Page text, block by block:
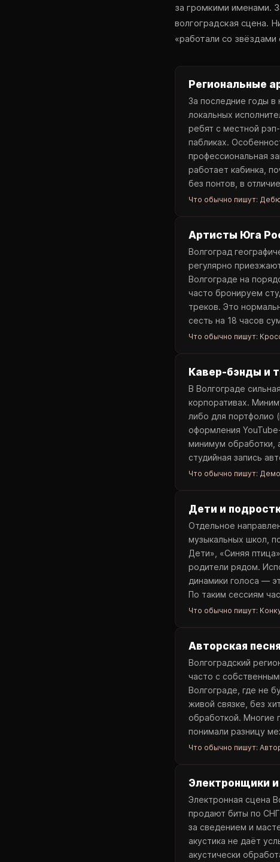
за громкими именами.
волгоградская сцена.
«работали со
Региональные
За последние годы в
локальных
ребят с местной
пабликах.
профессиональная
работает кабинка,
без понтов, в
Что обычно пишут:
Артисты Юга
Волгоград
регулярно
Волгограде на
часто бронируем
треков. Это
сесть на 18 часов
Что обычно пишут:
Кавер-бэнды и
В Волгограде
корпоративах.
либо для портфолио
оформления
минимум обработки,
студийная запись
Что обычно пишут: Демо
Дети и
Отдельное
музыкальных школ,
Дети», «Синяя
родители рядом.
динамики голоса —
По таким сессиям
Что обычно пишут:
Авторская
Волгоградский
часто с
Волгограде, где не
живой связке, без
обработкой. Многие
понимали разницу
Что обычно пишут:
Электронщики
Электронная сцена
продают биты по
за сведением и
акустика не даёт
акустически